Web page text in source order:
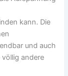
kann. Die
und auch
andere